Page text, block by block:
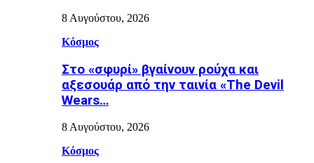
8 Αυγούστου, 2026
Κόσμος
Στο «σφυρί» βγαίνουν ρούχα και
αξεσουάρ από την ταινία «The Devil
Wears…
8 Αυγούστου, 2026
Κόσμος